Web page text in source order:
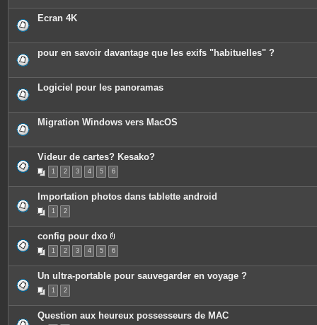
Ecran 4K
pour en savoir davantage que les exifs "habituelles" ?
Logiciel pour les panoramas
Migration Windows vers MacOS
Videur de cartes? Kesako?
1 2 3 4 5 6
Importation photos dans tablette android
1 2
config pour dxo
P
i
c
e
n
1 2 3 4 5 6
Un ultra-portable pour sauvegarder en voyage ?
1 2
Question aux heureux possesseurs de MAC